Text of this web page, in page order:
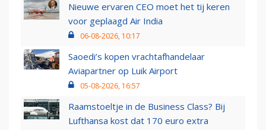
Nieuwe ervaren CEO moet het tij keren
voor geplaagd Air India
06-08-2026, 10:17
Saoedi’s kopen vrachtafhandelaar
Aviapartner op Luik Airport
05-08-2026, 16:57
Raamstoeltje in de Business Class? Bij
Lufthansa kost dat 170 euro extra